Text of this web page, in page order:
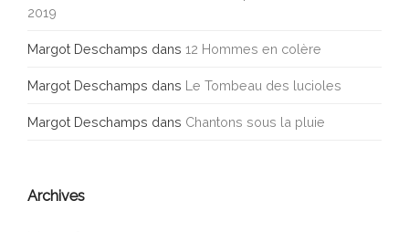
2019
Margot Deschamps dans 12 Hommes en colère
Margot Deschamps dans Le Tombeau des lucioles
Margot Deschamps dans Chantons sous la pluie
Archives